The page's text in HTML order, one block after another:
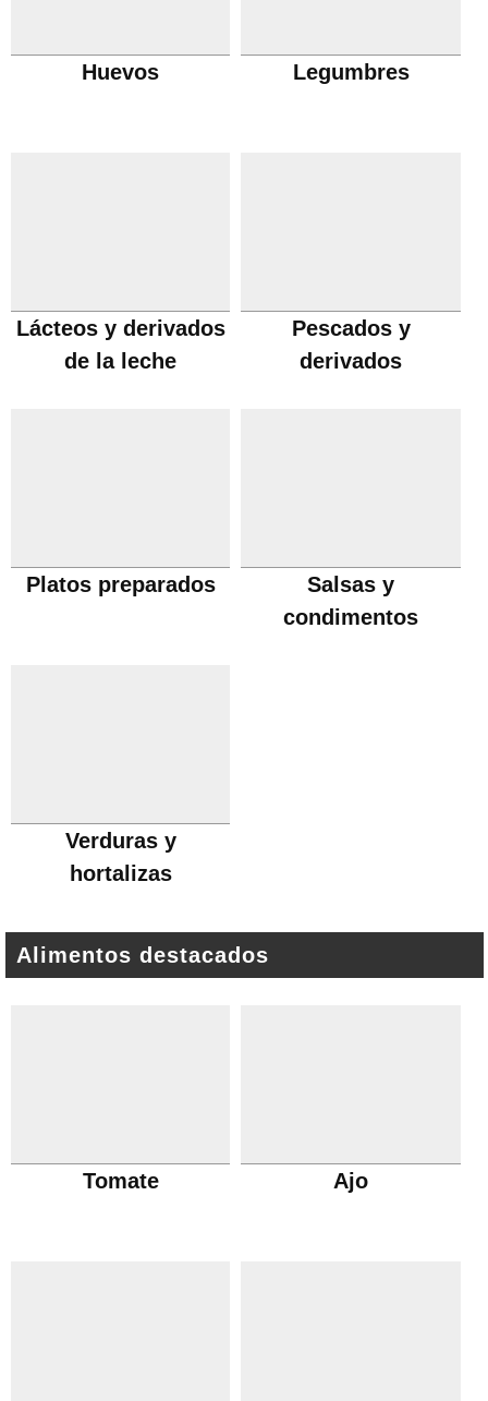
Huevos Legumbres
Lácteos y derivados
de la leche
Pescados y
derivados
Platos preparados
Salsas y
condimentos
Verduras y
hortalizas
Alimentos destacados
Tomate Ajo